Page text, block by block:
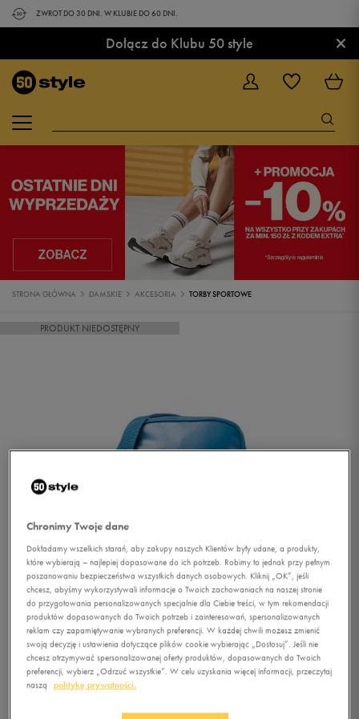
ZWROT DO 30 DNI. W KLUBIE DO 60 DNI.
Dołącz do Klubu 50 style ×
STRONA GŁÓWNA DAMSKIE AKCESORIA TORBY SPORTOWE
PRODUKT NIEDOSTĘPNY
Chronimy Twoje dane
Dokładamy wszelkich starań, aby zakupy naszych Klientów były udane, a produkty,
które wybierają – najlepiej dopasowane do ich potrzeb. Robimy to jednak przy pełnym
poszanowaniu bezpieczeństwa wszystkich danych osobowych. Kliknij „OK”, jeśli
chcesz, abyśmy wykorzystywali informacje o Twoich zachowaniach na naszej stronie
do przygotowania personalizowanych specjalnie dla Ciebie treści, w tym rekomendacji
produktów dopasowanych do Twoich potrzeb i zainteresowań, spersonalizowanych
reklam czy zapamiętywanie wybranych preferencji. W każdej chwili możesz zmienić
swoją decyzję i ustawienia dotyczące plików cookie wybierając „Dostosuj”. Jeśli nie
chcesz otrzymywać spersonalizowanej oferty produktów, dopasowanych do Twoich
preferencji, wybierz „Odrzuć wszystkie”. W celu uzyskania więcej informacji, przeczytaj
naszą
politykę prywatności.